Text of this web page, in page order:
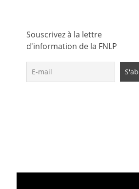
Souscrivez à la lettre
d'information de la FNLP